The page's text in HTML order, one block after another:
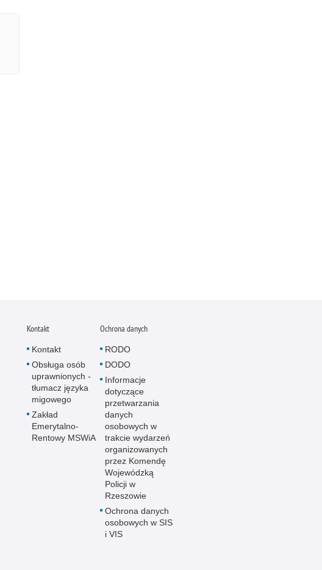
Kontakt
Kontakt
Obsługa osób
uprawnionych -
tłumacz języka
migowego
Zakład
Emerytalno-
Rentowy MSWiA
Ochrona danych
RODO
DODO
Informacje
dotyczące
przetwarzania
danych
osobowych w
trakcie wydarzeń
organizowanych
przez Komendę
Wojewódzką
Policji w
Rzeszowie
Ochrona danych
osobowych w SIS
i VIS